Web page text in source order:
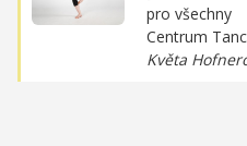
pro všechny
Centrum
Květa